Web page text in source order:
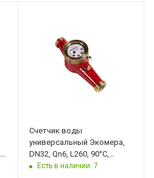
Счетчик воды
универсальный Экомера,
DN32, Qn6, L260, 90°C,
присоединения
Есть в наличии: 7